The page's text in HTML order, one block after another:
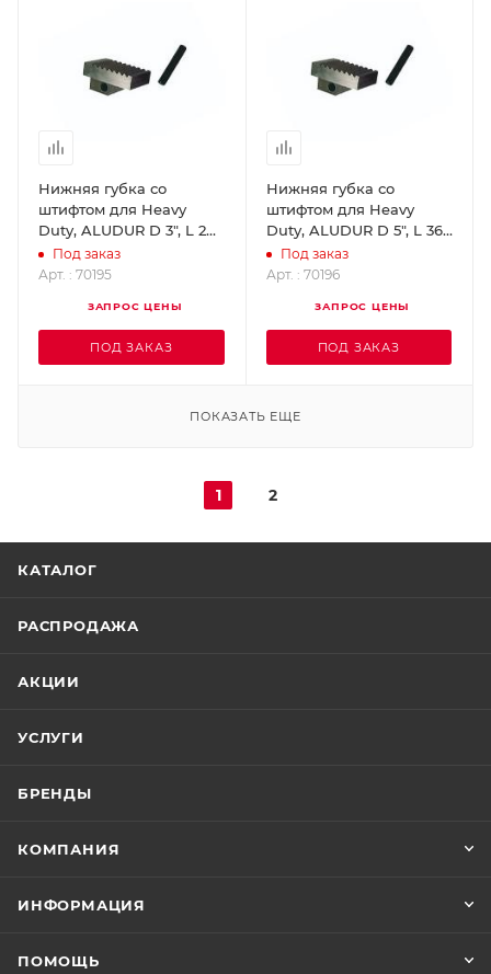
Нижняя губка со
штифтом для Heavy
Duty, ALUDUR D 3", L 24"
ROTHENBERGER 70195
Под заказ
Арт. : 70195
ЗАПРОС ЦЕНЫ
ПОД ЗАКАЗ
Нижняя губка со
штифтом для Heavy
Duty, ALUDUR D 5", L 36"
ROTHENBERGER 70196
Под заказ
Арт. : 70196
ЗАПРОС ЦЕНЫ
ПОД ЗАКАЗ
ПОКАЗАТЬ ЕЩЕ
1 2
КАТАЛОГ
РАСПРОДАЖА
АКЦИИ
УСЛУГИ
БРЕНДЫ
КОМПАНИЯ
ИНФОРМАЦИЯ
ПОМОЩЬ